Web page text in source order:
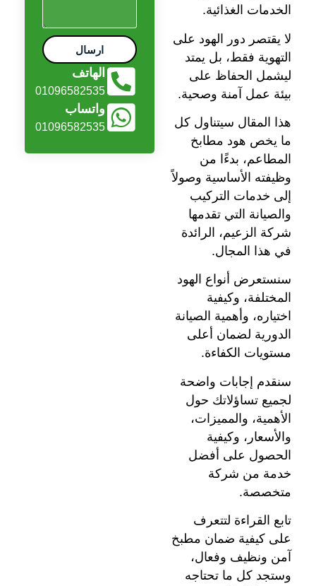
الخدمات الغذائية.
لا يقتصر دور الهود على
التهوية فقط، بل يمتد
ليشمل الحفاظ على
بيئة عمل آمنة وصحية.
هذا المقال سيتناول كل
ما يخص هود مطابخ
المطاعم، بدءًا من
وظيفته الأساسية وصولاً
إلى خدمات التركيب
والصيانة التي تقدمها
شركة الزعيم، الرائدة
في هذا المجال.
سنستعرض أنواع الهود
المختلفة، وكيفية
اختياره، وأهمية الصيانة
الدورية لضمان أعلى
مستويات الكفاءة.
سنقدم إجابات واضحة
لجميع تساؤلاتك حول
الأهمية، والمميزات،
والأسعار، وكيفية
الحصول على أفضل
خدمة من شركة
متخصصة.
تابع القراءة لتتعرف
على كيفية ضمان مطبخ
آمن ونظيف وفعال،
وستجد كل ما تحتاجه
ارسال
الهاتف
01096582535
واتساب
01096582535